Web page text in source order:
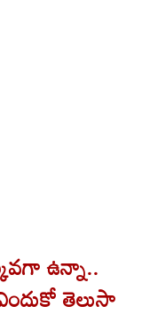
ఉన్నా..
తెలుసా